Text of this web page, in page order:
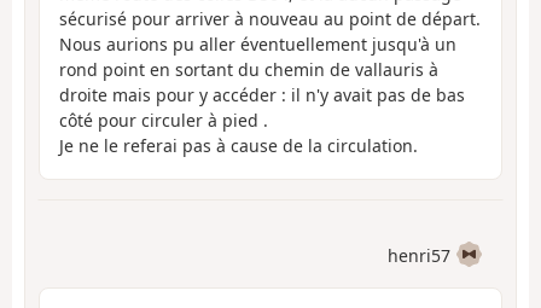
sécurisé pour arriver à nouveau au point de départ.
Nous aurions pu aller éventuellement jusqu'à un
rond point en sortant du chemin de vallauris à
droite mais pour y accéder : il n'y avait pas de bas
côté pour circuler à pied .
Je ne le referai pas à cause de la circulation.
henri57